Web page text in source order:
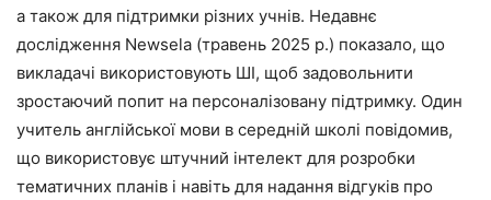
а також для підтримки різних учнів. Недавнє
дослідження Newsela (травень 2025 р.) показало, що
викладачі використовують ШІ, щоб задовольнити
зростаючий попит на персоналізовану підтримку. Один
учитель англійської мови в середній школі повідомив,
що використовує штучний інтелект для розробки
тематичних планів і навіть для надання відгуків про